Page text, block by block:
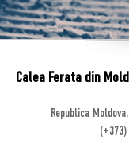
Calea Ferata din
Republica